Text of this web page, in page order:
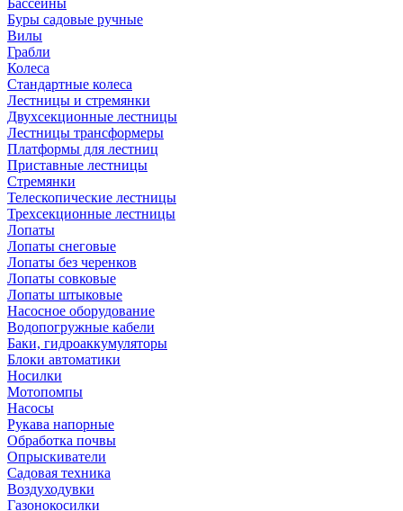
Бассейны
Буры садовые ручные
Вилы
Грабли
Колеса
Стандартные колеса
Лестницы и стремянки
Двухсекционные лестницы
Лестницы трансформеры
Платформы для лестниц
Приставные лестницы
Стремянки
Телескопические лестницы
Трехсекционные лестницы
Лопаты
Лопаты снеговые
Лопаты без черенков
Лопаты совковые
Лопаты штыковые
Насосное оборудование
Водопогружные кабели
Баки, гидроаккумуляторы
Блоки автоматики
Носилки
Мотопомпы
Насосы
Рукава напорные
Обработка почвы
Опрыскиватели
Садовая техника
Воздуходувки
Газонокосилки